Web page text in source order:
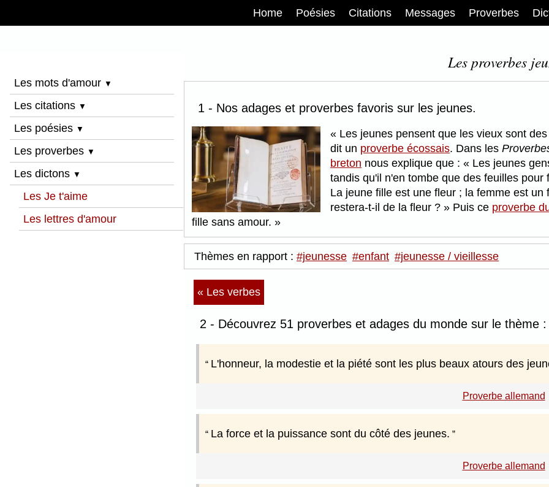
Home Poésies Citations Messages Proverbes
Les mots d'amour ▼
Les citations ▼
Les poésies ▼
Les proverbes ▼
Les dictons ▼
Les Je t'aime
Les lettres d'amour
Les proverbes
1 - Nos adages et proverbes favoris sur les jeunes.
Les jeunes pensent que les vieux sont
dit un proverbe écossais. Dans les
breton nous explique que :
Les jeunes
tandis qu'il n'en tombe que des feuilles
La jeune fille est une fleur ; la femme est
restera-t-il de la fleur ?
Puis ce proverbe
fille sans amour.
Thèmes en rapport : #jeunesse #enfant #jeunesse / vieillesse
« Les verbes
2 - Découvrez 51 proverbes et adages du monde sur le thème
L'honneur, la modestie et la piété sont les plus beaux atours des
Proverbe allemand
La force et la puissance sont du côté des jeunes.
Proverbe allemand